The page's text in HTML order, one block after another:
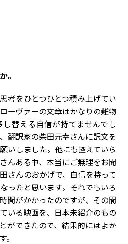
。
考をひとつひとつ積み上げてい
ーヴァーの文章はかなりの難物
替える自信が持てませんでし
翻訳家の柴田元幸さんに訳文を
いしました。他にも控えていら
んある中、本当にご無理をお聞
さんのおかげで、自信を持って
ったと思います。それでもいろ
間がかかったのですが、その間
いる映画を、日本未紹介のもの
ができたので、結果的にはよか
。